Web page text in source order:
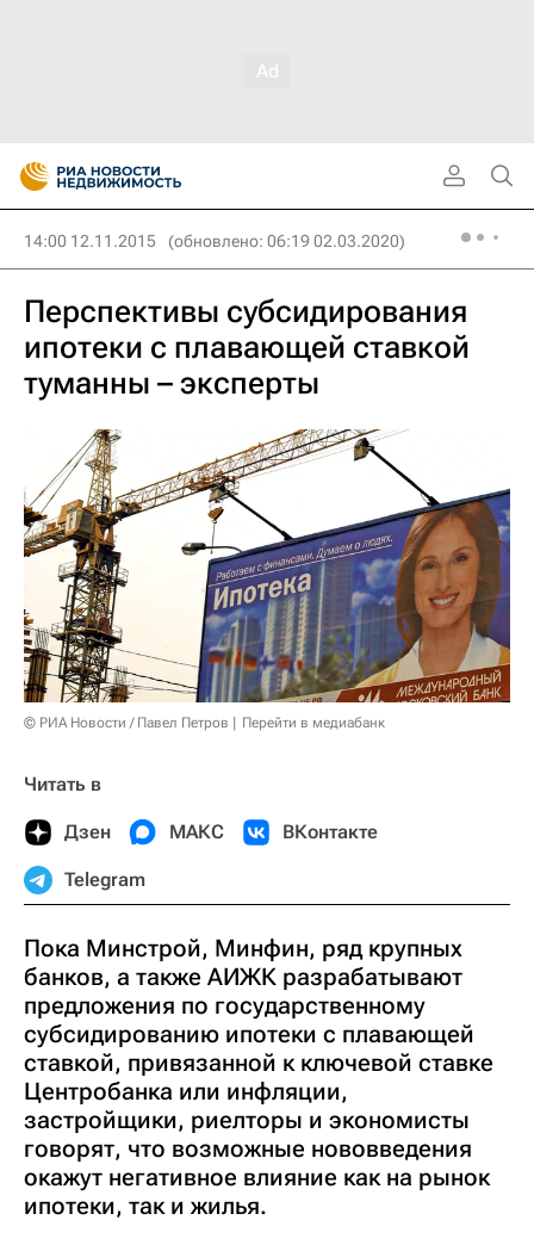
14:00 12.11.2015 (обновлено: 06:19 02.03.2020)
Перспективы субсидирования
ипотеки с плавающей ставкой
туманны – эксперты
© РИА Новости / Павел Петров Перейти в медиабанк
Читать в
Дзен МАКС ВКонтакте
Telegram
Пока Минстрой, Минфин, ряд крупных
банков, а также АИЖК разрабатывают
предложения по государственному
субсидированию ипотеки с плавающей
ставкой, привязанной к ключевой ставке
Центробанка или инфляции,
застройщики, риелторы и экономисты
говорят, что возможные нововведения
окажут негативное влияние как на рынок
ипотеки, так и жилья.